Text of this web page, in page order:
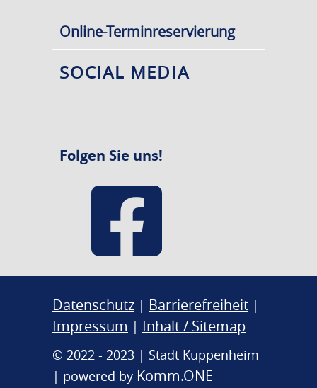
Online-Terminreservierung
SOCIAL MEDIA
Folgen Sie uns!
Datenschutz | Barrierefreiheit |
Impressum | Inhalt / Sitemap
© 2022 - 2023 | Stadt Kuppenheim
| powered by Komm.ONE